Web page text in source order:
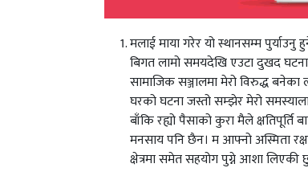
मलाई माया गरेर यो स्थानसम्म
बिगत लामो समयदेखि एउटा दुखद घटना
सामाजिक सञ्जालमा मेरो विरुद्ध
घरको घटना जस्तो सम्झेर मेरो
बाँकि रह्यो पैसाको कुरा मैले
मनसाय पनि छैन। म आफ्नो अस्मिता
क्षेत्रमा समेत सहयोग पुग्ने आशा लिएकी